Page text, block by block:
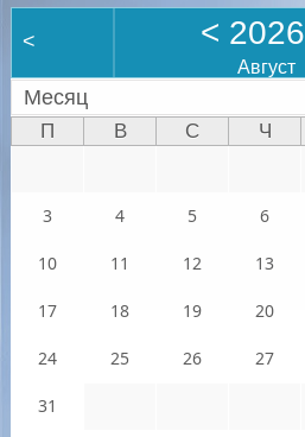
< < 2026
Август
Месяц
П В С Ч
3 4 5 6
10 11 12 13
17 18 19 20
24 25 26 27
31